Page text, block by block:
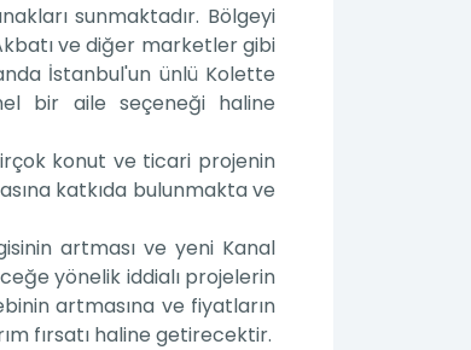
sunmaktadır. Bölgeyi
ve diğer marketler gibi
İstanbul'un ünlü Kolette
bir aile seçeneği haline
konut ve ticari projenin
katkıda bulunmakta ve
artması ve yeni Kanal
yönelik iddialı projelerin
artmasına ve fiyatların
fırsatı haline getirecektir.